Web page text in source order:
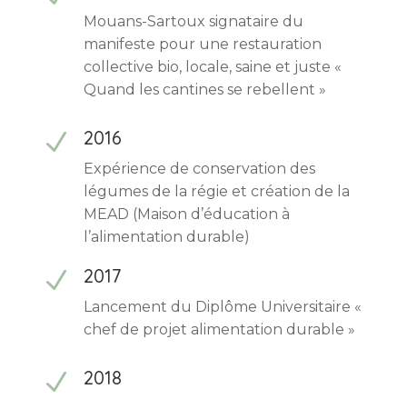
Mouans-Sartoux signataire du
manifeste pour une restauration
collective bio, locale, saine et juste «
Quand les cantines se rebellent »
N 2016
Expérience de conservation des
légumes de la régie et création de la
MEAD (Maison d’éducation à
l’alimentation durable)
N 2017
Lancement du Diplôme Universitaire «
chef de projet alimentation durable »
N 2018